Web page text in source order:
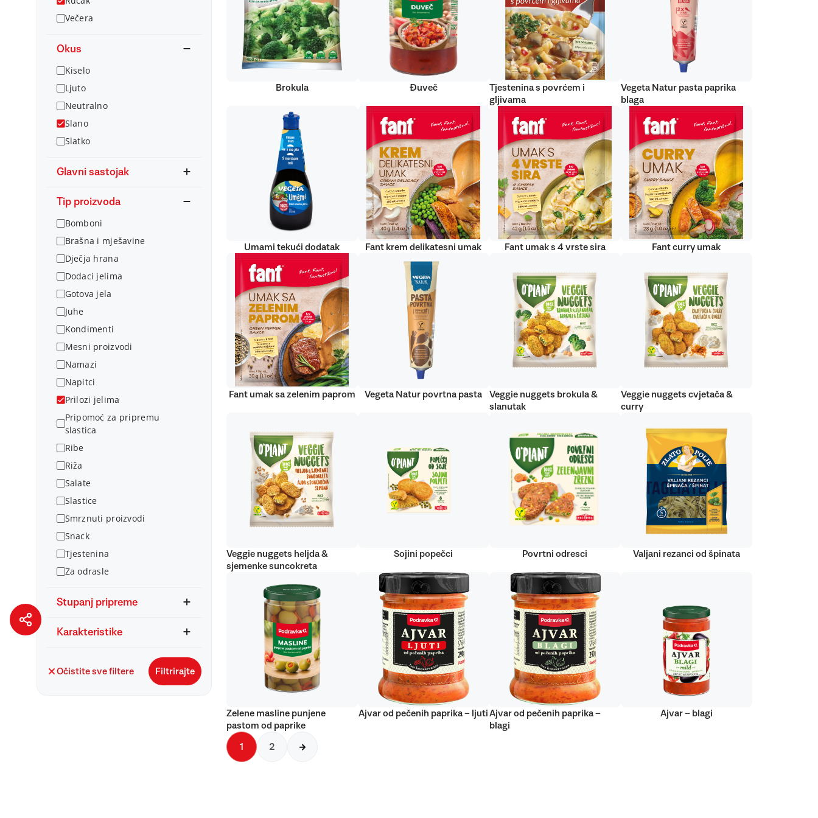
Večera
Okus
Kiselo
Ljuto
Neutralno
Slano
Slatko
Glavni sastojak
Tip proizvoda
Bomboni
Brašna i mješavine
Dječja hrana
Dodaci jelima
Gotova jela
Juhe
Kondimenti
Mesni proizvodi
Namazi
Napitci
Prilozi jelima
Pripomoć za pripremu
slastica
Ribe
Riža
Salate
Slastice
Smrznuti proizvodi
Snack
Tjestenina
Za odrasle
Stupanj pripreme
Karakteristike
Očistite sve filtere Filtrirajte
Brokula Đuveč
Tjestenina s povrćem i
gljivama
Vegeta Natur pasta paprika
blaga
Umami tekući dodatak Fant krem delikatesni umak Fant umak s 4 vrste sira Fant curry umak
Fant umak sa zelenim paprom Vegeta Natur povrtna pasta
Veggie nuggets brokula &
slanutak
Veggie nuggets cvjetača &
curry
Veggie nuggets heljda &
sjemenke suncokreta
Sojini popečci Povrtni odresci Valjani rezanci od špinata
Zelene masline punjene
pastom od paprike
Ajvar od pečenih paprika – ljutiAjvar od pečenih paprika –
blagi
Ajvar – blagi
1 2